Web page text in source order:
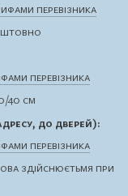
перевізника
перевізника
40 см
до дверей):
перевізника
здійснюєтьмя при